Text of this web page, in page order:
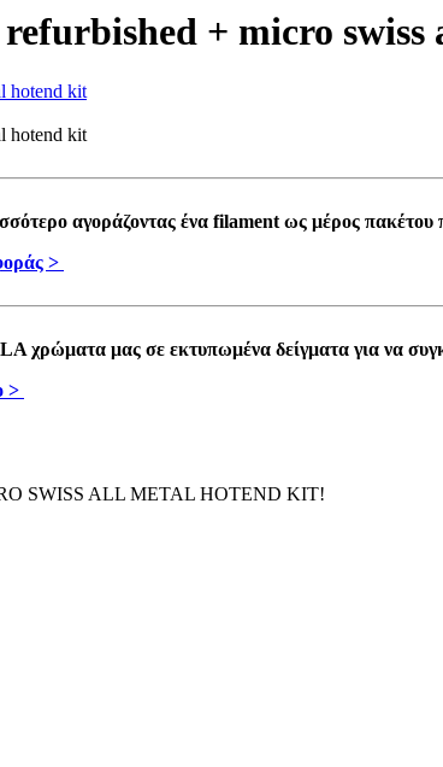
+ micro
αγοράζοντας ένα filament ως μέρος
>
χρώματα μας σε εκτυπωμένα δείγματα για να
>
SWISS ALL METAL HOTEND KIT!